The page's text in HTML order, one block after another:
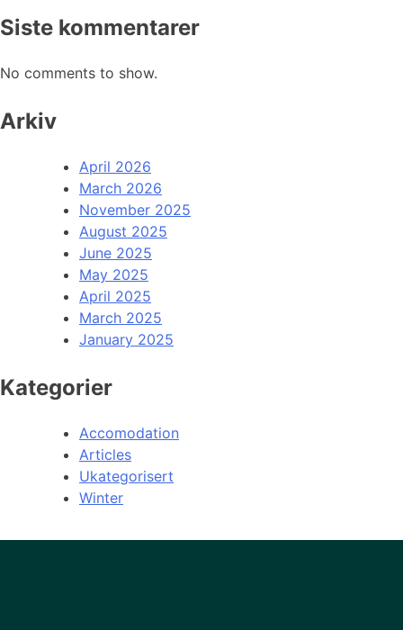
Siste kommentarer
No comments to show.
Arkiv
April 2026
March 2026
November 2025
August 2025
June 2025
May 2025
April 2025
March 2025
January 2025
Kategorier
Accomodation
Articles
Ukategorisert
Winter